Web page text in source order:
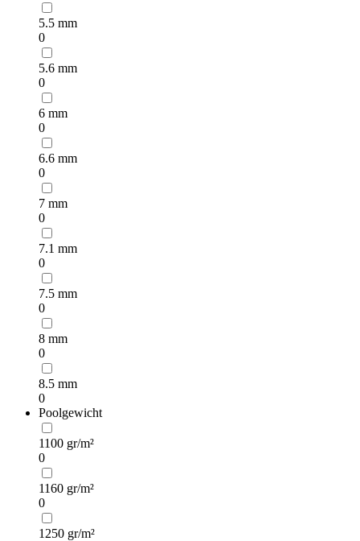
5.5 mm
0
5.6 mm
0
6 mm
0
6.6 mm
0
7 mm
0
7.1 mm
0
7.5 mm
0
8 mm
0
8.5 mm
0
Poolgewicht
1100 gr/m²
0
1160 gr/m²
0
1250 gr/m²